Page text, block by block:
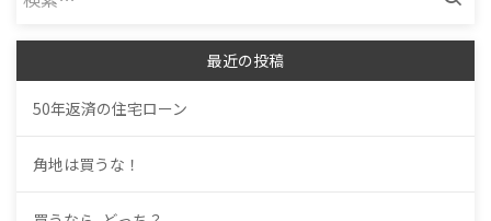
索:
最近の投稿
50年返済の住宅ローン
角地は買うな！